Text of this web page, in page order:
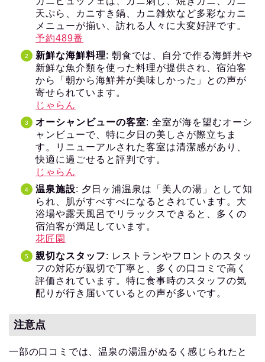
天ぷら、カニすき鍋、カニ雑炊など多彩なカニ
メニューが揃い、訪れる人々に大変好評です。
予約489番
新鮮な海鮮料理: 朝食では、自分で作る海鮮丼や
新鮮な魚介類を使った料理が提供され、宿泊客
から「朝から海鮮丼が美味しかった」との声が
寄せられています。
じゃらん
オーシャンビューの客室: 全室が海を望むオーシ
ャンビューで、特に夕日の美しさが際立ちま
す。リニューアルされた客室は清潔感があり、
快適に過ごせると評判です。
じゃらん
温泉施設: 夕日ヶ浦温泉は「美人の湯」として知
られ、肌がすべすべになるとされています。大
浴場や露天風呂でリラックスできると、多くの
宿泊客が満足しています。
花匠園
親切なスタッフ: レストランやフロントのスタッ
フの対応が親切で丁寧と、多くの口コミで高く
評価されています。特に食事時のスタッフの気
配りが行き届いているとの声が多いです。
注意点
一部の口コミでは、温泉の湯温がぬるく感じられたと